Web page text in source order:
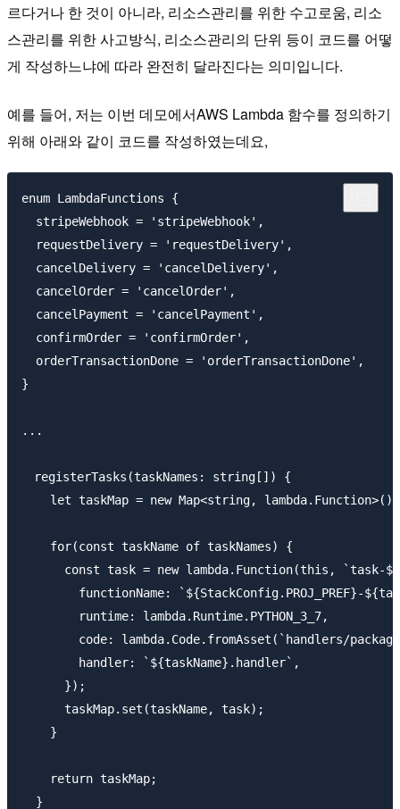
르다거나 한 것이 아니라, 리소스관리를 위한 수고로움, 리소
스관리를 위한 사고방식, 리소스관리의 단위 등이 코드를 어떻
게 작성하느냐에 따라 완전히 달라진다는 의미입니다.
예를 들어, 저는 이번 데모에서AWS Lambda 함수를 정의하기
위해 아래와 같이 코드를 작성하였는데요,
enum LambdaFunctions {
  stripeWebhook = 'stripeWebhook',
  requestDelivery = 'requestDelivery',
  cancelDelivery = 'cancelDelivery',
  cancelOrder = 'cancelOrder',
  cancelPayment = 'cancelPayment',
  confirmOrder = 'confirmOrder',
  orderTransactionDone = 'orderTransactionDone',
}
...
registerTasks(taskNames: string[]) {
    let taskMap = new Map<string, lambda.Function>();
    for(const taskName of taskNames) {
const task = new lambda.Function(this, `task-
functionName: `${StackConfig.PROJ_PREF}-
        runtime: lambda.Runtime.PYTHON_3_7,
code: lambda.Code.fromAsset(`handlers/
        handler: `${taskName}.handler`,
      });
      taskMap.set(taskName, task);
    }
    return taskMap;